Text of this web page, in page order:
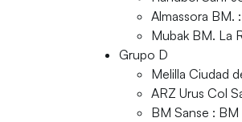
Almassora BM.
Mubak BM. La
Grupo D
Melilla Ciudad
ARZ Urus Col
BM Sanse :